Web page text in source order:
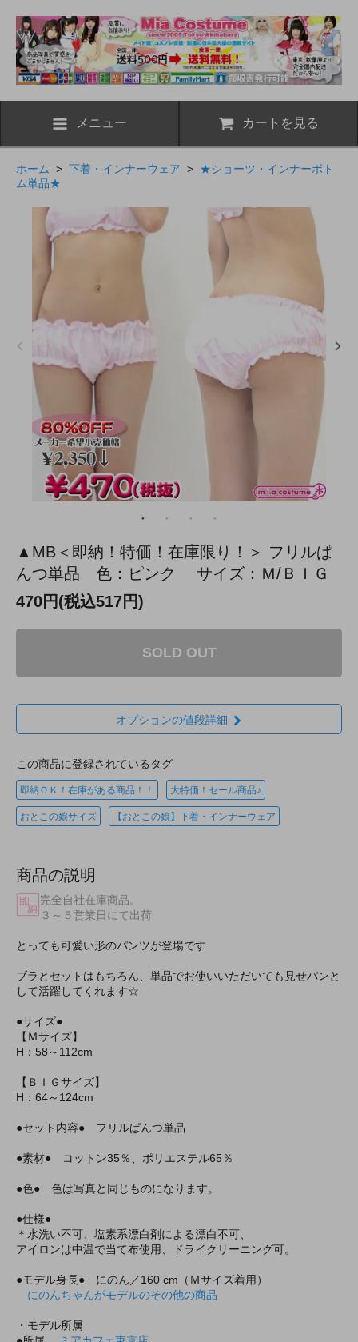
メニュー カートを見る
ホーム > 下着・インナーウェア > ★ショーツ・インナーボト
ム単品★
▲MB＜即納！特価！在庫限り！＞ フリルぱ
んつ単品 色：ピンク サイズ：Ｍ/ＢＩＧ
470円(税込517円)
SOLD OUT
オプションの値段詳細
この商品に登録されているタグ
即納ＯＫ！在庫がある商品！！ 大特価！セール商品♪
おとこの娘サイズ 【おとこの娘】下着・インナーウェア
商品の説明
完全自社在庫商品。
３～５営業日にて出荷
とっても可愛い形のパンツが登場です
ブラとセットはもちろん、単品でお使いいただいても見せパンと
して活躍してくれます☆
●サイズ●
【Ｍサイズ】
H：58～112cm
【ＢＩＧサイズ】
H：64～124cm
●セット内容● フリルぱんつ単品
●素材● コットン35％、ポリエステル65％
●色● 色は写真と同じものになります。
●仕様●
＊水洗い不可、塩素系漂白剤による漂白不可、
アイロンは中温で当て布使用、ドライクリーニング可。
●モデル身長● にのん／160 cm（Ｍサイズ着用）
にのんちゃんがモデルのその他の商品
・モデル所属